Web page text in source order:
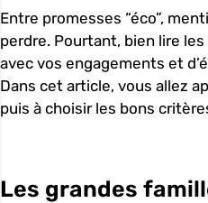
Entre promesses “éco”,
perdre. Pourtant, bien lire
avec vos engagements et
Dans cet article, vous allez
puis à choisir les bons
Les grandes